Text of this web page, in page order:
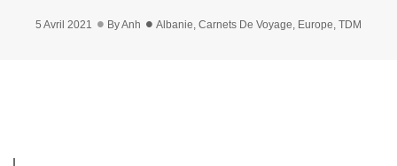
5 Avril 2021 ByAnh Albanie, Carnets De Voyage, Europe, TDM